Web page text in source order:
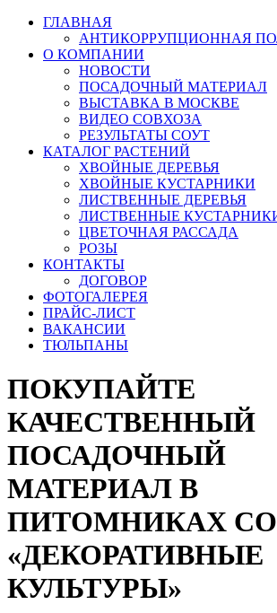
ГЛАВНАЯ
АНТИКОРРУПЦИОННАЯ
О КОМПАНИИ
НОВОСТИ
ПОСАДОЧНЫЙ МАТЕРИАЛ
ВЫСТАВКА В МОСКВЕ
ВИДЕО СОВХОЗА
РЕЗУЛЬТАТЫ СОУТ
КАТАЛОГ РАСТЕНИЙ
ХВОЙНЫЕ ДЕРЕВЬЯ
ХВОЙНЫЕ КУСТАРНИКИ
ЛИСТВЕННЫЕ ДЕРЕВЬЯ
ЛИСТВЕННЫЕ
ЦВЕТОЧНАЯ РАССАДА
РОЗЫ
КОНТАКТЫ
ДОГОВОР
ФОТОГАЛЕРЕЯ
ПРАЙС-ЛИСТ
ВАКАНСИИ
ТЮЛЬПАНЫ
ПОКУПАЙТЕ
КАЧЕСТВЕННЫЙ
ПОСАДОЧНЫЙ
МАТЕРИАЛ В
ПИТОМНИКАХ
«ДЕКОРАТИВНЫЕ
КУЛЬТУРЫ»